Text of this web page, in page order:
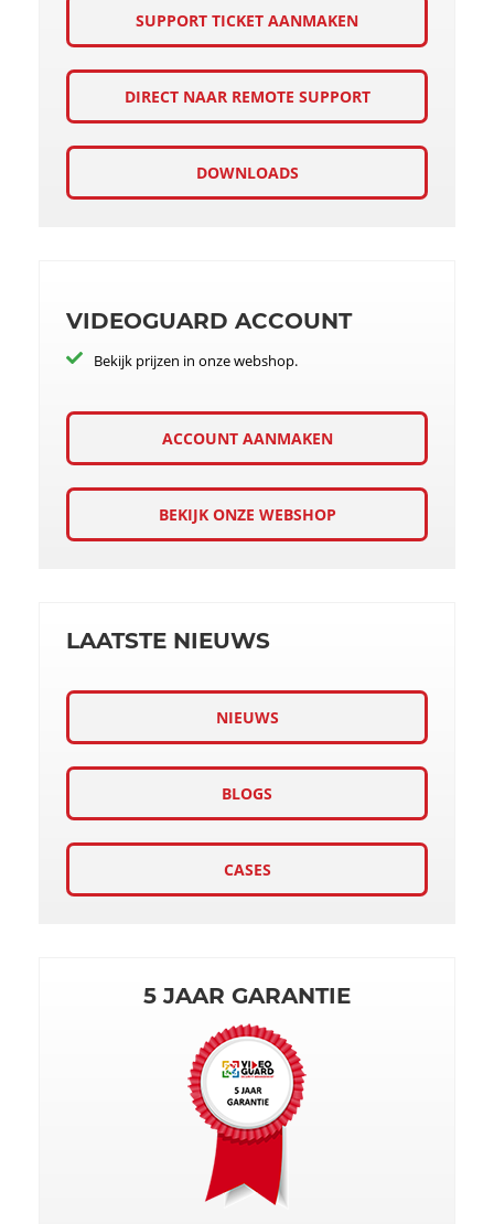
SUPPORT TICKET AANMAKEN
DIRECT NAAR REMOTE SUPPORT
DOWNLOADS
VIDEOGUARD ACCOUNT
Bekijk prijzen in onze webshop.
ACCOUNT AANMAKEN
BEKIJK ONZE WEBSHOP
LAATSTE NIEUWS
NIEUWS
BLOGS
CASES
5 JAAR GARANTIE